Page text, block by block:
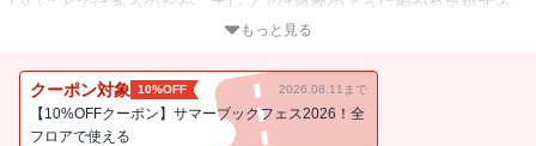
ように眠る性活に少し疲れていた。
まった翌日、戦争が勃発してしまう。
そのまま戦地に赴いたライアンは１年以上帰ってくることがなかっ
た。
もっと見る
クーポン対象 10%OFF 2026.08.11まで
【10%OFFクーポン】サマーブックフェス2026！全
フロアで使える